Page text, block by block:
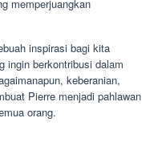
memperjuangkan
inspirasi bagi kita
ingin berkontribusi dalam
keberanian,
Pierre menjadi pahlawan
orang.